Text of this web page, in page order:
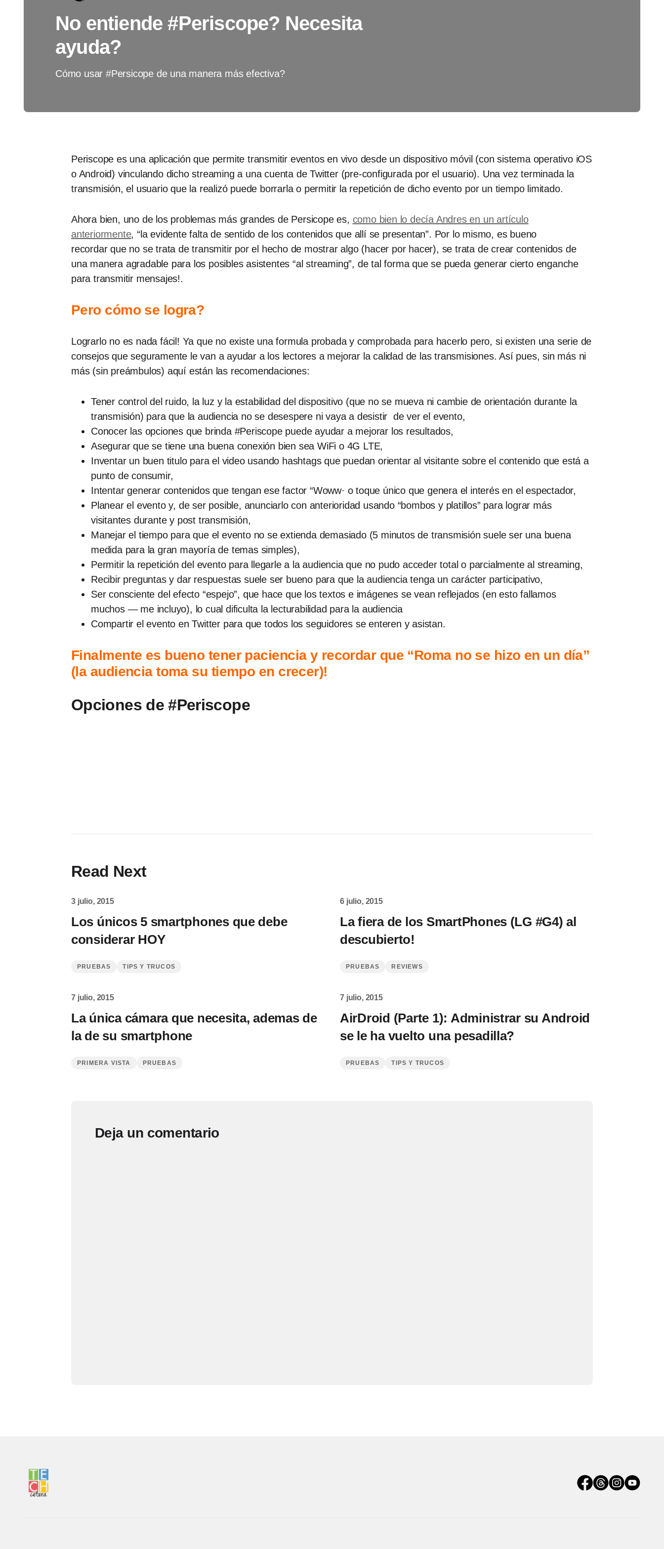
No entiende #Periscope? Necesita
ayuda?
Cómo usar #Persicope de una manera más efectiva?
Periscope es una aplicación que permite transmitir eventos en vivo desde un dispositivo móvil (con sistema operativo iOS
o Android) vinculando dicho streaming a una cuenta de Twitter (pre-configurada por el usuario). Una vez terminada la
transmisión, el usuario que la realizó puede borrarla o permitir la repetición de dicho evento por un tiempo limitado.
Ahora bien, uno de los problemas más grandes de Persicope es, como bien lo decía Andres en un artículo
anteriormente, “la evidente falta de sentido de los contenidos que allí se presentan”. Por lo mismo, es bueno
recordar que no se trata de transmitir por el hecho de mostrar algo (hacer por hacer), se trata de crear contenidos de
una manera agradable para los posibles asistentes “al streaming”, de tal forma que se pueda generar cierto enganche
para transmitir mensajes!.
Pero cómo se logra?
Lograrlo no es nada fácil! Ya que no existe una formula probada y comprobada para hacerlo pero, si existen una serie de
consejos que seguramente le van a ayudar a los lectores a mejorar la calidad de las transmisiones. Así pues, sin más ni
más (sin preámbulos) aquí están las recomendaciones:
Tener control del ruido, la luz y la estabilidad del dispositivo (que no se mueva ni cambie de orientación durante la
transmisión) para que la audiencia no se desespere ni vaya a desistir de ver el evento,
Conocer las opciones que brinda #Periscope puede ayudar a mejorar los resultados,
Asegurar que se tiene una buena conexión bien sea WiFi o 4G LTE,
Inventar un buen titulo para el video usando hashtags que puedan orientar al visitante sobre el contenido que está a
punto de consumir,
Intentar generar contenidos que tengan ese factor “Woww· o toque único que genera el interés en el espectador,
Planear el evento y, de ser posible, anunciarlo con anterioridad usando “bombos y platillos” para lograr más
visitantes durante y post transmisión,
Manejar el tiempo para que el evento no se extienda demasiado (5 minutos de transmisión suele ser una buena
medida para la gran mayoría de temas simples),
Permitir la repetición del evento para llegarle a la audiencia que no pudo acceder total o parcialmente al streaming,
Recibir preguntas y dar respuestas suele ser bueno para que la audiencia tenga un carácter participativo,
Ser consciente del efecto “espejo”, que hace que los textos e imágenes se vean reflejados (en esto fallamos
muchos — me incluyo), lo cual dificulta la lecturabilidad para la audiencia
Compartir el evento en Twitter para que todos los seguidores se enteren y asistan.
Finalmente es bueno tener paciencia y recordar que “Roma no se hizo en un día”
(la audiencia toma su tiempo en crecer)!
Opciones de #Periscope
Read Next
3 julio, 2015
Los únicos 5 smartphones que debe
considerar HOY
PRUEBAS TIPS Y TRUCOS
6 julio, 2015
La fiera de los SmartPhones (LG #G4) al
descubierto!
PRUEBAS REVIEWS
7 julio, 2015
La única cámara que necesita, ademas de
la de su smartphone
PRIMERA VISTA PRUEBAS
7 julio, 2015
AirDroid (Parte 1): Administrar su Android
se le ha vuelto una pesadilla?
PRUEBAS TIPS Y TRUCOS
Deja un comentario